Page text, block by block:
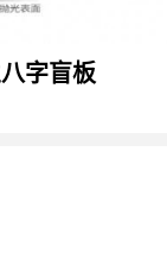
字盲板